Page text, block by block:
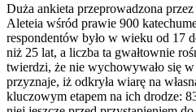
Duża ankieta przeprowadzona
Aleteia wśród prawie 900
respondentów było w wieku od 17
niż 25 lat, a liczba ta gwałtownie
twierdzi, że nie wychowywało się
przyznaje, iż odkryła wiarę na
kluczowym etapem na ich drodze: